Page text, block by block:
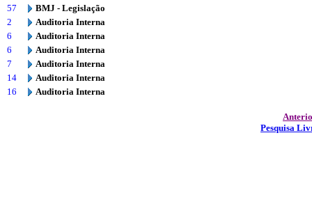
57
BMJ - Legislação
2
Auditoria Interna
6
Auditoria Interna
6
Auditoria Interna
7
Auditoria Interna
14
Auditoria Interna
16
Auditoria Interna
Pesquisa